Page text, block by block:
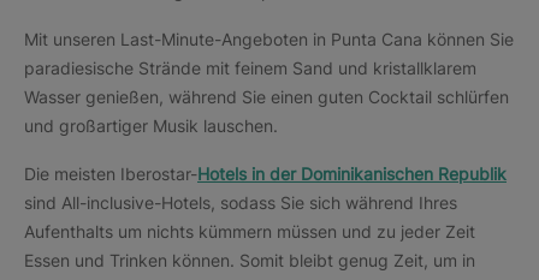
Mit unseren Last-Minute-Angeboten in Punta Cana können Sie
paradiesische Strände mit feinem Sand und kristallklarem
Wasser genießen, während Sie einen guten Cocktail schlürfen
und großartiger Musik lauschen.
Die meisten Iberostar-Hotels in der Dominikanischen Republik
sind All-inclusive-Hotels, sodass Sie sich während Ihres
Aufenthalts um nichts kümmern müssen und zu jeder Zeit
Essen und Trinken können. Somit bleibt genug Zeit, um in